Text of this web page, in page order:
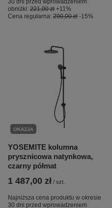
30 dni przed wprowadzeniem
obniżki: 221,00 zł +11%
Cena regularna: 290,00 zł -15%
OKAZJA
YOSEMITE kolumna
prysznicowa natynkowa,
czarny półmat
1 487,00 zł / szt.
Najniższa cena produktu w okresie
30 dni przed wprowadzeniem